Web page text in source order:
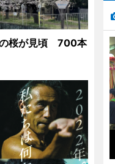
の桜が見頃 700本